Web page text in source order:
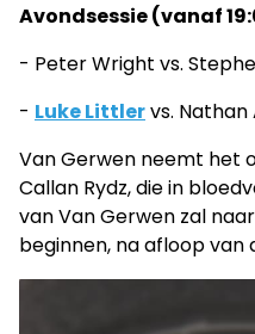
Avondsessie (vanaf
- Peter Wright vs.
- Luke Littlervs. Nathan
Van Gerwen neemt het
Callan Rydz, die in
van Van Gerwen zal
beginnen, na afloop